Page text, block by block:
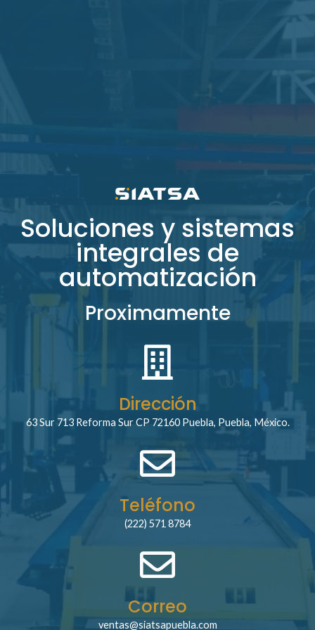
Soluciones y sistemas
integrales de
automatización
Proximamente
Dirección
63 Sur 713 Reforma Sur CP 72160 Puebla, Puebla, México.
Teléfono
(222) 571 8784
Correo
ventas@siatsapuebla.com